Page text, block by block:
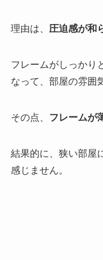
理由は、 圧迫感が和
フレームがしっかり
なって、部屋の雰囲
その点、 フレームが
結果的に、狭い部屋
感じません。